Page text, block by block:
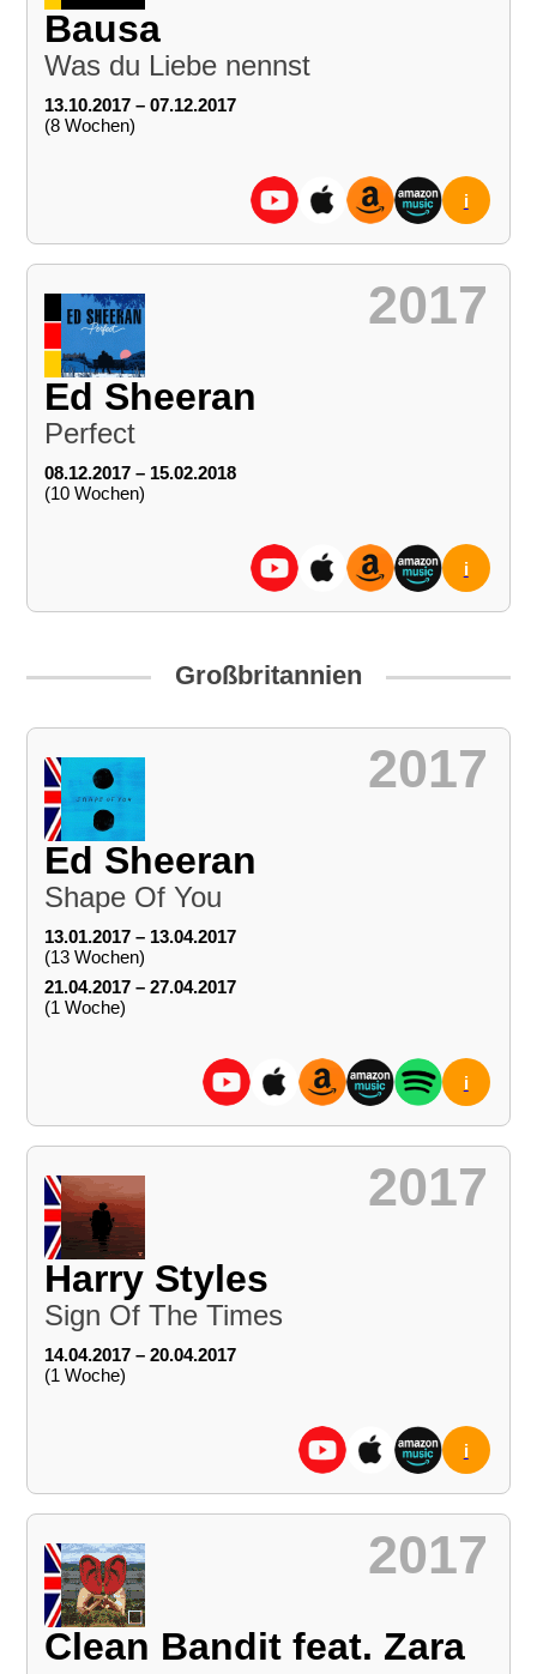
Bausa
Was du Liebe nennst
13.10.2017 – 07.12.2017
(8 Wochen)
i
2017
Ed Sheeran
Perfect
08.12.2017 – 15.02.2018
(10 Wochen)
i
Großbritannien
2017
Ed Sheeran
Shape Of You
13.01.2017 – 13.04.2017
(13 Wochen)
21.04.2017 – 27.04.2017
(1 Woche)
i
2017
Harry Styles
Sign Of The Times
14.04.2017 – 20.04.2017
(1 Woche)
i
2017
Clean Bandit feat. Zara